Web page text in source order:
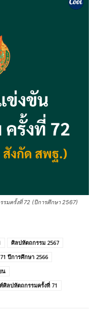
มครั้งที่ 72 (ปีการศึกษา 2567)
ศิลปหัตถกรรม 2567
ปีการศึกษา 2566
น
ลปหัตถกรรมครั้งที่ 71